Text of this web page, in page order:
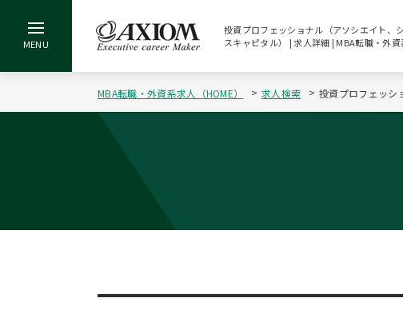
投資プロフェッショナル（アソシエイト、
スキャピタル） | 求人詳細 | MBA転職・外
MBA転職・外資系求人（HOME） 求人検索 投資プロフェッシ